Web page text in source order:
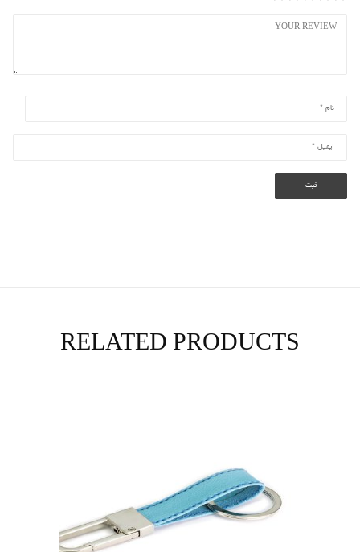
RELATED PRODUCTS